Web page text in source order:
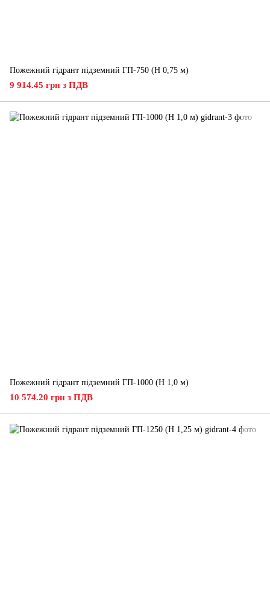
Пожежний гідрант підземний ГП-750 (H 0,75 м)
9 914.45 грн з ПДВ
Пожежний гідрант підземний ГП-1000 (H 1,0 м)
10 574.20 грн з ПДВ